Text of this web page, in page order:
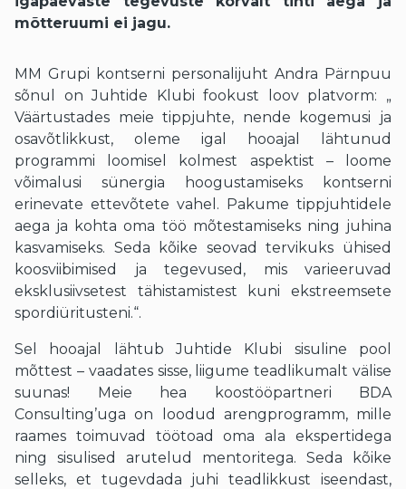
mõtteruumi ei jagu.
MM Grupi kontserni personalijuht Andra Pärnpuu
sõnul on Juhtide Klubi fookust loov platvorm: „
Väärtustades meie tippjuhte, nende kogemusi ja
osavõtlikkust, oleme igal hooajal lähtunud
programmi loomisel kolmest aspektist – loome
võimalusi sünergia hoogustamiseks kontserni
erinevate ettevõtete vahel. Pakume tippjuhtidele
aega ja kohta oma töö mõtestamiseks ning juhina
kasvamiseks. Seda kõike seovad tervikuks ühised
koosviibimised ja tegevused, mis varieeruvad
eksklusiivsetest tähistamistest kuni ekstreemsete
spordiüritusteni.“.
Sel hooajal lähtub Juhtide Klubi sisuline pool
mõttest – vaadates sisse, liigume teadlikumalt välise
suunas! Meie hea koostööpartneri BDA
Consulting’uga on loodud arengprogramm, mille
raames toimuvad töötoad oma ala ekspertidega
ning sisulised arutelud mentoritega. Seda kõike
selleks, et tugevdada juhi teadlikkust iseendast,